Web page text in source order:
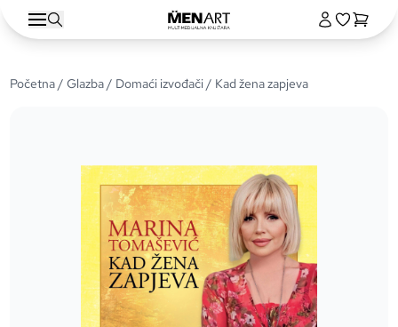
Početna/Glazba/ Domaći izvođači/ Kad žena zapjeva